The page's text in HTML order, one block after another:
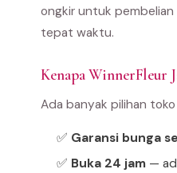
ongkir untuk pembelian
tepat waktu.
Kenapa
Ada banyak pilihan
✅ Garansi bunga
✅ Buka 24 jam —